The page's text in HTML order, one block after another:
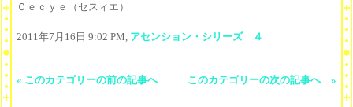
Ｃｅｃｙｅ（セスィエ）
2011年7月16日 9:02 PM, アセンション・シリーズ ４
« このカテゴリーの前の記事へ このカテゴリーの次の記事へ »